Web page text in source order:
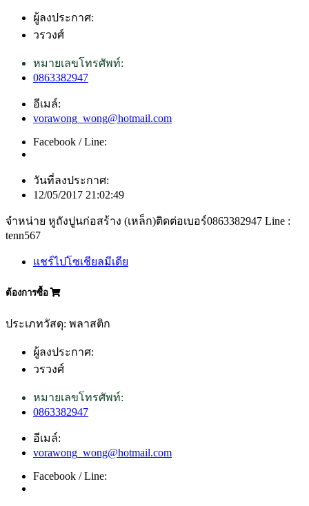
ผู้ลงประกาศ:
วรวงศ์
หมายเลขโทรศัพท์:
0863382947
อีเมล์:
vorawong_wong@hotmail.com
Facebook / Line:
วันที่ลงประกาศ:
12/05/2017 21:02:49
จำหน่าย หูถังปูนก่อสร้าง (เหล็ก)ติดต่อเบอร์0863382947 Line :
tenn567
แชร์ไปโซเชียลมีเดีย
ต้องการซื้อ
ประเภทวัสดุ: พลาสติก
ผู้ลงประกาศ:
วรวงศ์
หมายเลขโทรศัพท์:
0863382947
อีเมล์:
vorawong_wong@hotmail.com
Facebook / Line: